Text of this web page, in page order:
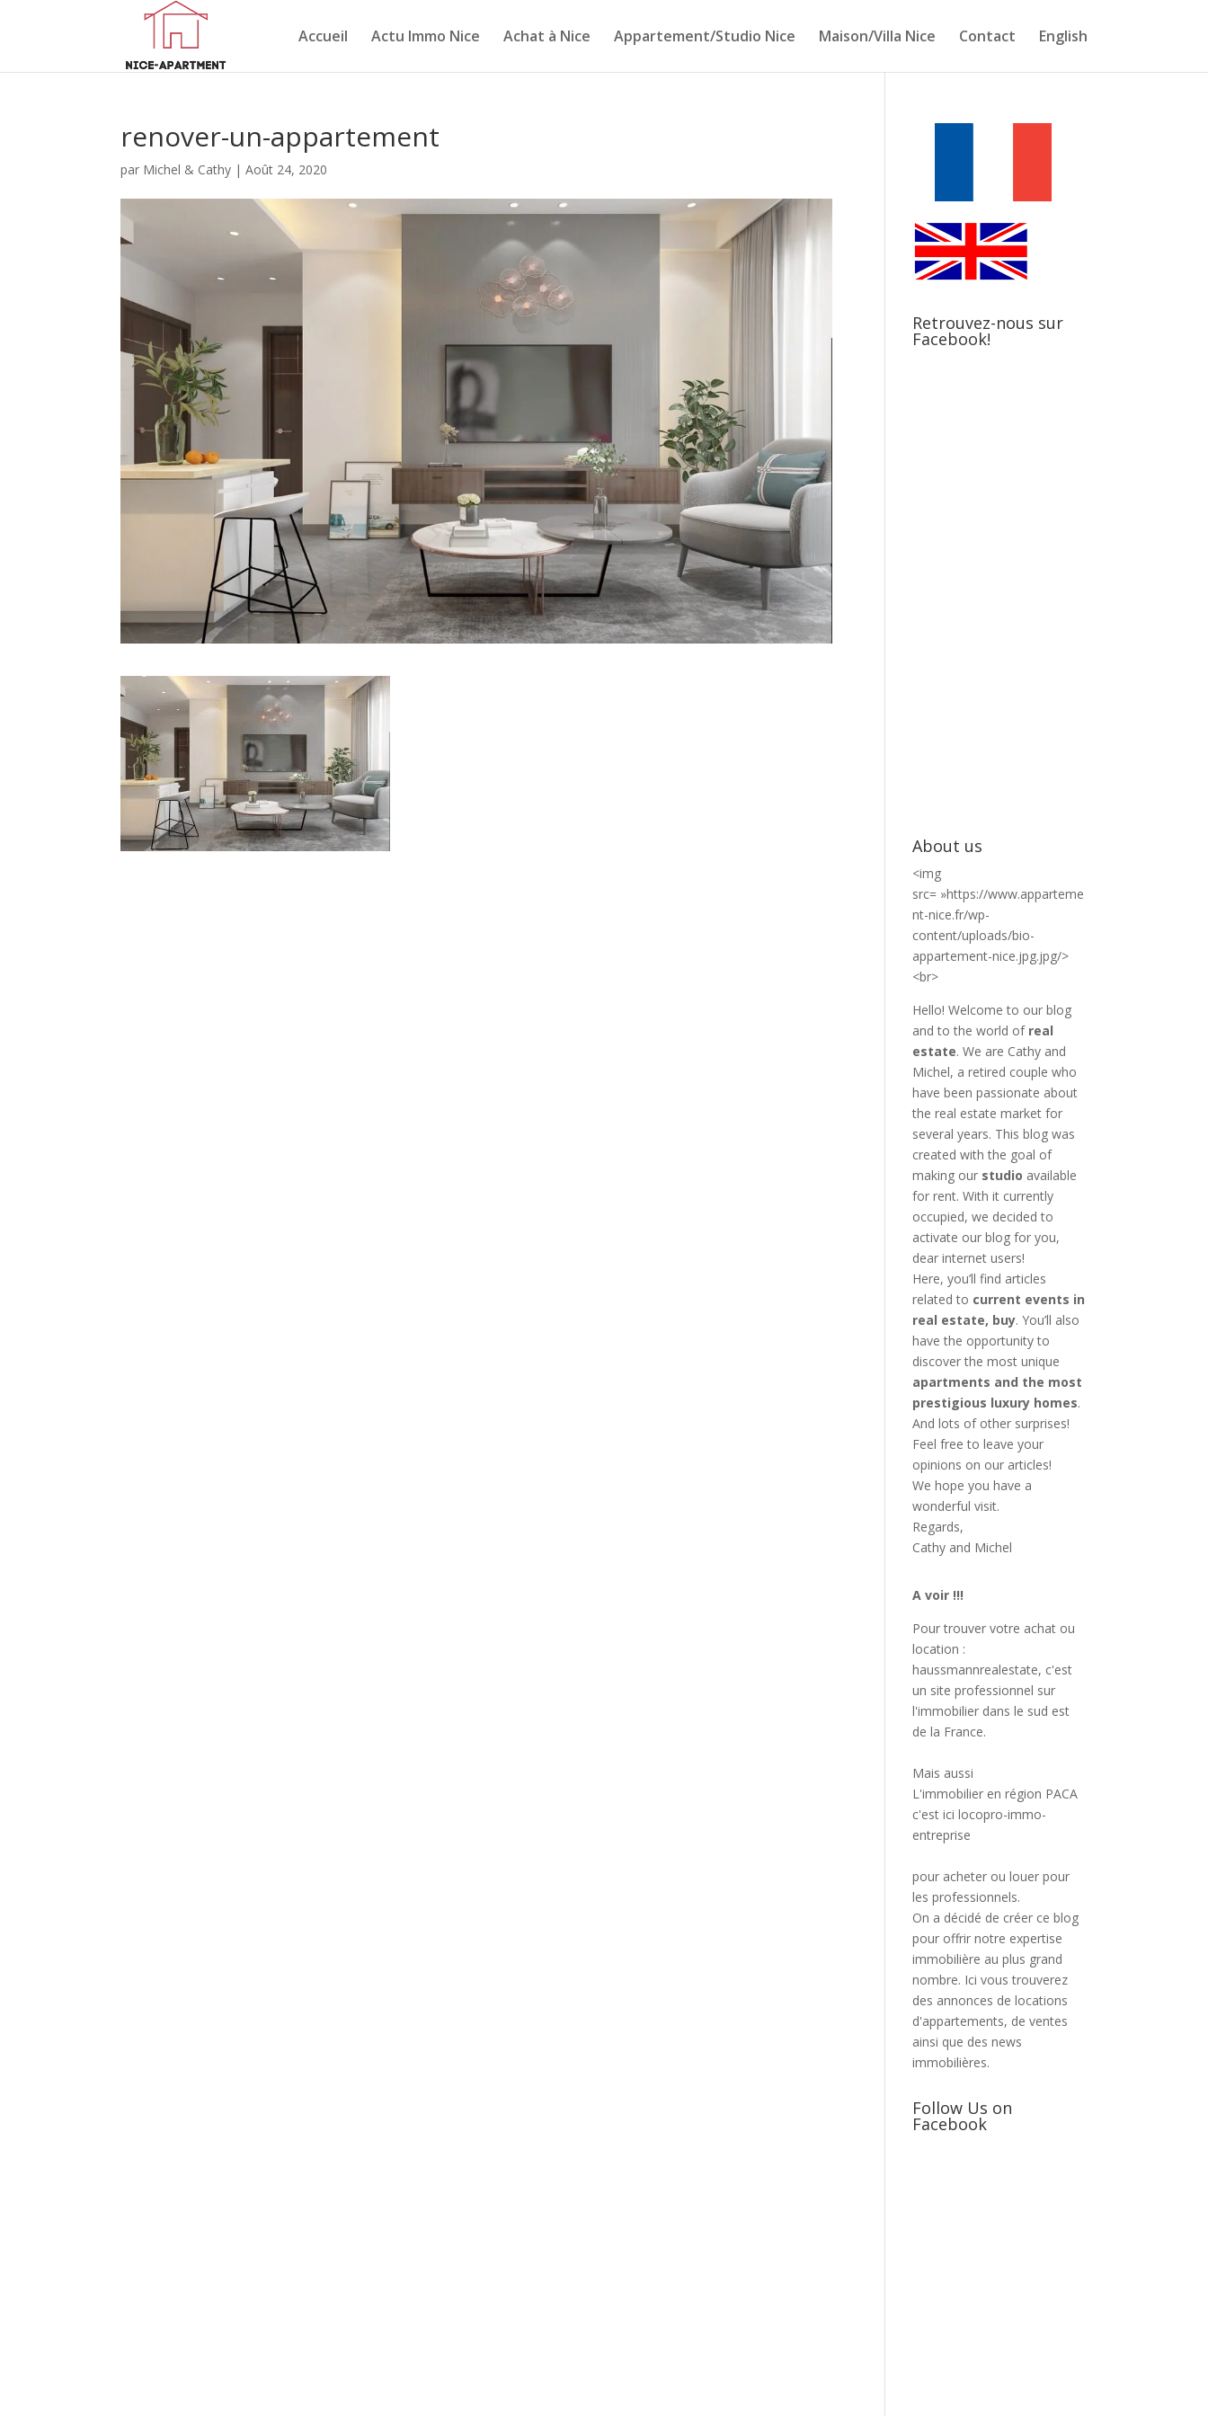
Accueil Actu Immo Nice Achat à Nice Appartement/Studio Nice Maison/Villa Nice Contact English
renover-un-appartement
par Michel & Cathy |Août 24, 2020
Retrouvez-nous sur
Facebook!
About us
<img
src= »https://www.apparteme
nt-nice.fr/wp-
content/uploads/bio-
appartement-nice.jpg.jpg/>
<br>
Hello! Welcome to our blog
and to the world of real
estate. We are Cathy and
Michel, a retired couple who
have been passionate about
the real estate market for
several years. This blog was
created with the goal of
making our studio available
for rent. With it currently
occupied, we decided to
activate our blog for you,
dear internet users!
Here, you’ll find articles
related to current events in
real estate, buy. You’ll also
have the opportunity to
discover the most unique
apartments and the most
prestigious luxury homes.
And lots of other surprises!
Feel free to leave your
opinions on our articles!
We hope you have a
wonderful visit.
Regards,
Cathy and Michel
A voir !!!
Pour trouver votre achat ou
location :
haussmannrealestate, c'est
un site professionnel sur
l'immobilier dans le sud est
de la France.
Mais aussi
L'immobilier en région PACA
c'est icilocopro-immo-
entreprise
pour acheter ou louer pour
les professionnels.
On a décidé de créer ce blog
pour offrir notre expertise
immobilière au plus grand
nombre. Ici vous trouverez
des annonces de locations
d'appartements, de ventes
ainsi que des news
immobilières.
Follow Us on
Facebook